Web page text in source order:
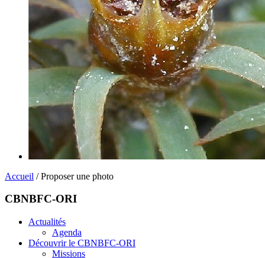
Accueil / Proposer une photo
CBNBFC-ORI
Actualités
Agenda
Découvrir le CBNBFC-ORI
Missions